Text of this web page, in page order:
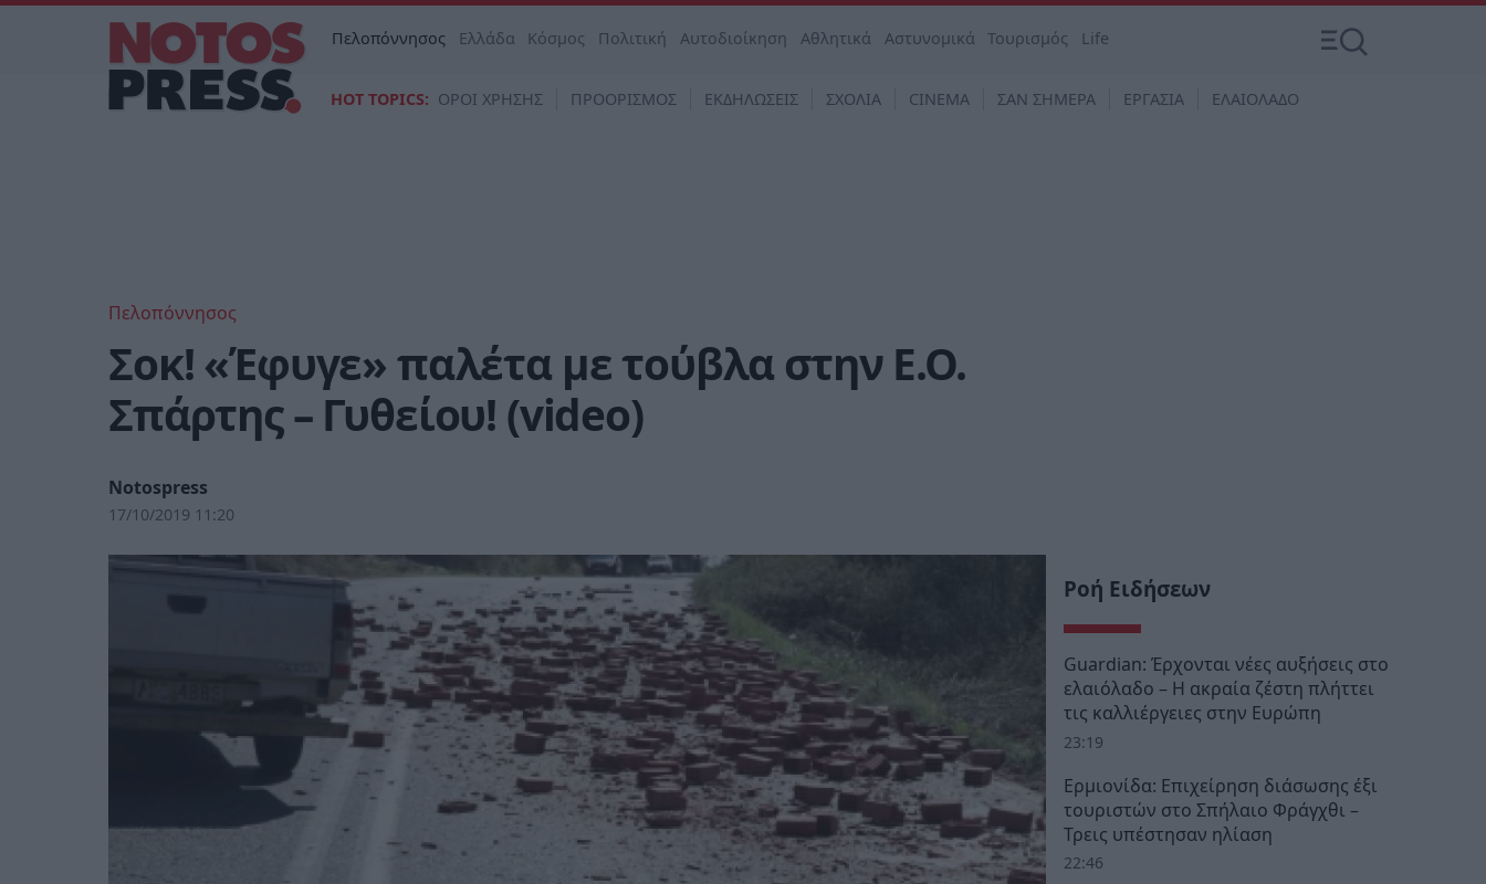
Πελοπόννησος Ελλάδα Κόσμος Πολιτική Αυτοδιοίκηση Αθλητικά Αστυνομικά Τουρισμός Life
HOT TOPICS: ΟΡΟΙ ΧΡΗΣΗΣ ΠΡΟΟΡΙΣΜΟΣ ΕΚΔΗΛΩΣΕΙΣ ΣΧΟΛΙΑ CINEMA ΣΑΝ ΣΗΜΕΡΑ ΕΡΓΑΣΙΑ ΕΛΑΙΟΛΑΔΟ
Πελοπόννησος
Σοκ! «Έφυγε» παλέτα με τούβλα στην Ε.Ο.
Σπάρτης – Γυθείου! (video)
Notospress
17/10/2019 11:20
Ροή Ειδήσεων
Guardian: Έρχονται νέες αυξήσεις στο
ελαιόλαδο – Η ακραία ζέστη πλήττει
τις καλλιέργειες στην Ευρώπη
23:19
Ερμιονίδα: Επιχείρηση διάσωσης έξι
τουριστών στο Σπήλαιο Φράγχθι –
Τρεις υπέστησαν ηλίαση
22:46